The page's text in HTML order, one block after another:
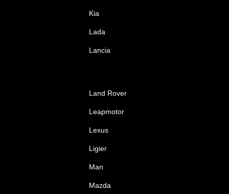
Kia
Lada
Lancia
Land Rover
Leapmotor
Lexus
Ligier
Man
Mazda